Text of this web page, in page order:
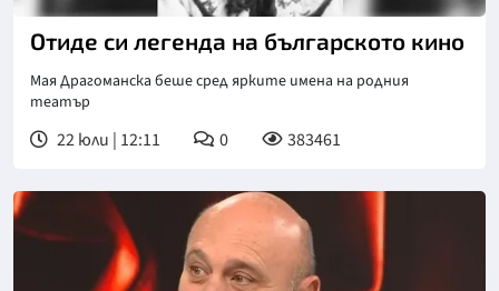
Отиде си легенда на българското кино
Мая Драгоманска беше сред ярките имена на родния
театър
22 юли | 12:11 0 383461